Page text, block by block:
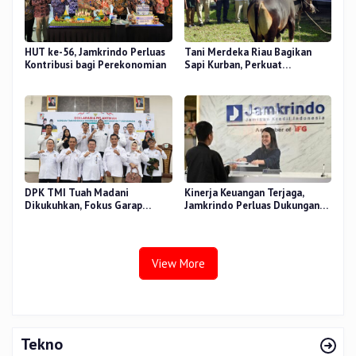
HUT ke-56, Jamkrindo Perluas
Kontribusi bagi Perekonomian
Tani Merdeka Riau Bagikan
Sapi Kurban, Perkuat
DPK TMI Tuah Madani
Dikukuhkan, Fokus Garap
Kinerja Keuangan Terjaga,
Jamkrindo Perluas Dukungan
View More
Tekno